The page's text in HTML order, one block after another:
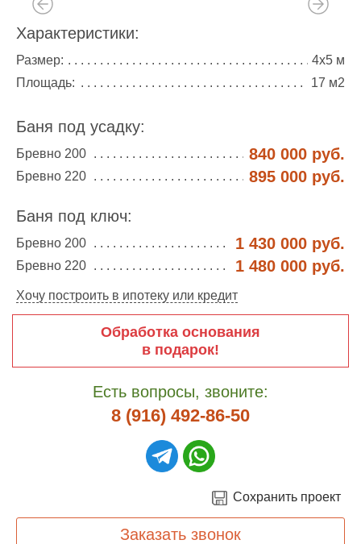
Характеристики:
Размер:
4х5 м
Площадь:
17 м2
Баня под усадку:
Бревно 200 840 000 руб.
Бревно 220 895 000 руб.
Баня под ключ:
Бревно 200 1 430 000 руб.
Бревно 220 1 480 000 руб.
Хочу построить в ипотеку или кредит
Обработка основания
в подарок!
Есть вопросы, звоните:
8 (916) 492-86-50
Сохранить проект
Заказать звонок